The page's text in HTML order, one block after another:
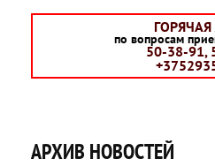
по вопросам
50-38-91,
АРХИВ НОВОСТЕЙ